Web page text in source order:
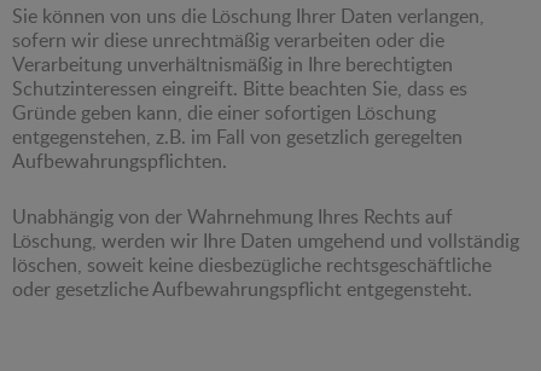
Sie können von uns die Löschung Ihrer Daten verlangen,
sofern wir diese unrechtmäßig verarbeiten oder die
Verarbeitung unverhältnismäßig in Ihre berechtigten
Schutzinteressen eingreift. Bitte beachten Sie, dass es
Gründe geben kann, die einer sofortigen Löschung
entgegenstehen, z.B. im Fall von gesetzlich geregelten
Aufbewahrungspflichten.
Unabhängig von der Wahrnehmung Ihres Rechts auf
Löschung, werden wir Ihre Daten umgehend und vollständig
löschen, soweit keine diesbezügliche rechtsgeschäftliche
oder gesetzliche Aufbewahrungspflicht entgegensteht.